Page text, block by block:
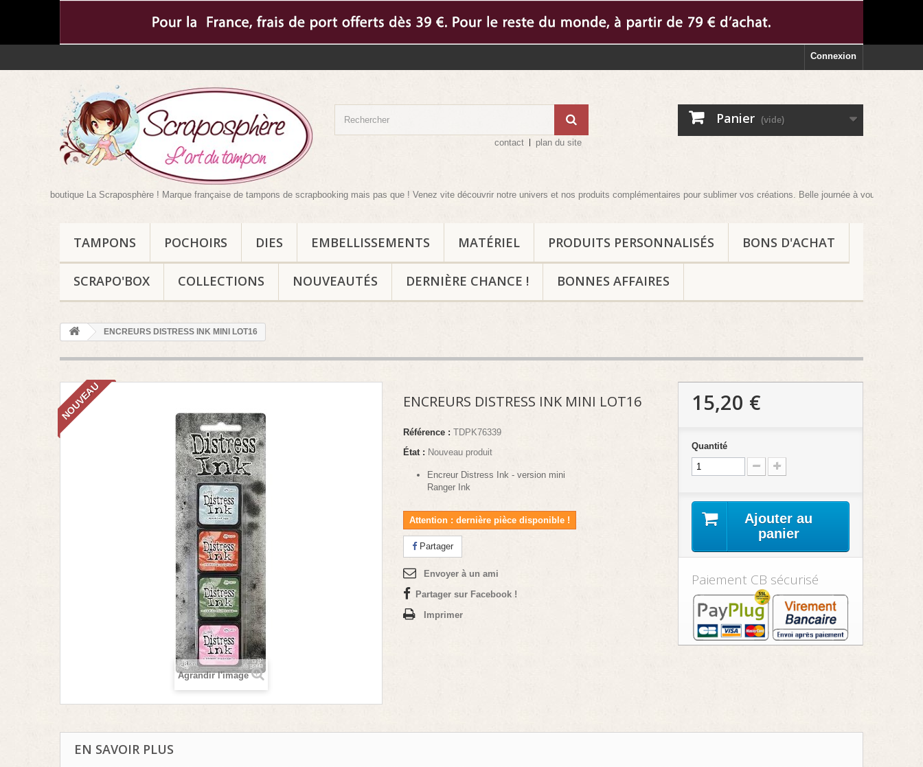
Connexion
Panier (vide)
contact plan du site
votre boutique La Scraposphère ! Marque française de tampons de scrapbooking mais pas que ! Venez vite découvrir notre univers et nos produits complémentaires pour sublimer vos créations. Belle journée à vous et au plaisir !
TAMPONS POCHOIRS DIES EMBELLISSEMENTS MATÉRIEL PRODUITS PERSONNALISÉS BONS D'ACHAT
SCRAPO'BOX COLLECTIONS NOUVEAUTÉS DERNIÈRE CHANCE ! BONNES AFFAIRES
ENCREURS DISTRESS INK MINI LOT16
NOUVEAU
Agrandir l'image
ENCREURS DISTRESS INK MINI LOT16
Référence : TDPK76339
État : Nouveau produit
Encreur Distress Ink - version mini
Ranger Ink
Attention : dernière pièce disponible !
Partager
Envoyer à un ami
Partager sur Facebook !
Imprimer
15,20 €
Quantité
Ajouter au
panier
Paiement CB sécurisé
EN SAVOIR PLUS